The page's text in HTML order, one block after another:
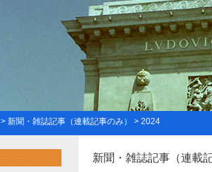
> 新聞・雑誌記事（連載記事のみ） > 2024
新聞・雑誌記事（連載